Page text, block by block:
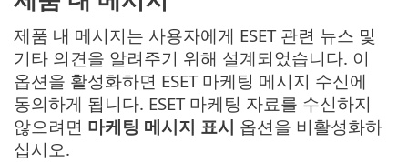
제품 내 메시지는 사용자에게 ESET 관련 뉴스 및
기타 의견을 알려주기 위해 설계되었습니다. 이
옵션을 활성화하면 ESET 마케팅 메시지 수신에
동의하게 됩니다. ESET 마케팅 자료를 수신하지
않으려면 마케팅 메시지 표시 옵션을 비활성화하
십시오.